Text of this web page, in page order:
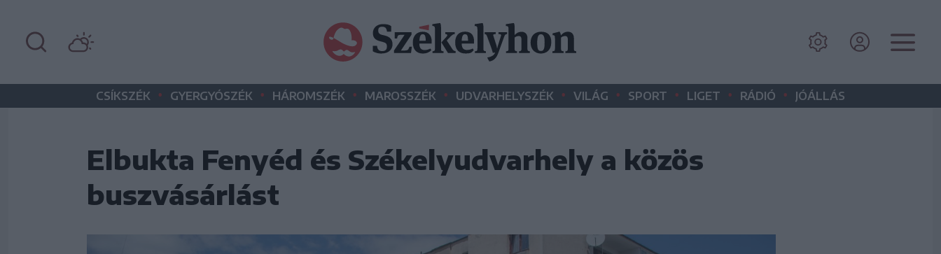
CSÍKSZÉK • GYERGYÓSZÉK • HÁROMSZÉK • MAROSSZÉK • UDVARHELYSZÉK • VILÁG • SPORT • LIGET • RÁDIÓ • JÓÁLLÁS
Elbukta Fenyéd és Székelyudvarhely a közös
buszvásárlást